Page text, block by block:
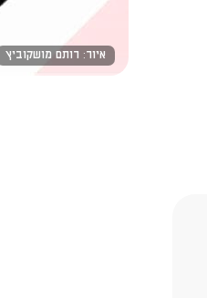
איור: רותם מושקוביץ